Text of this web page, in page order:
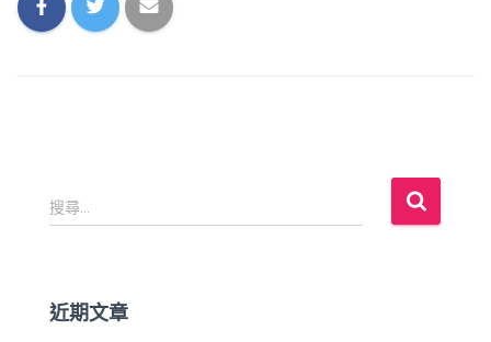
搜
尋
:
搜尋...
近期文章